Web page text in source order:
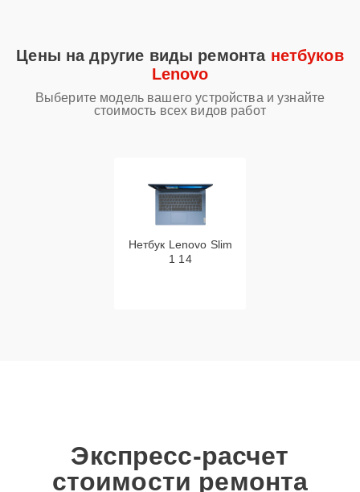
Цены на другие виды ремонта нетбуков
Lenovo
Выберите модель вашего устройства и узнайте
стоимость всех видов работ
Нетбук Lenovo Slim
1 14
Экспресс-расчет
стоимости ремонта